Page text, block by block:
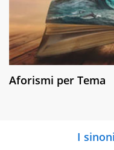
Aforismi per Tema
I